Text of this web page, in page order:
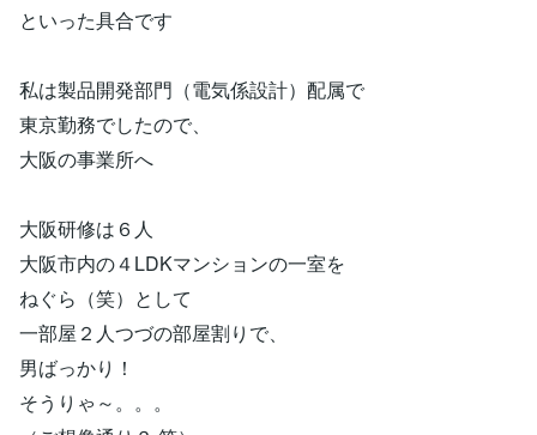
といった具合です
私は製品開発部門（電気係設計）配属で
東京勤務でしたので、
大阪の事業所へ
大阪研修は６人
大阪市内の４LDKマンションの一室を
ねぐら（笑）として
一部屋２人つづの部屋割りで、
男ばっかり！
そうりゃ～。。。